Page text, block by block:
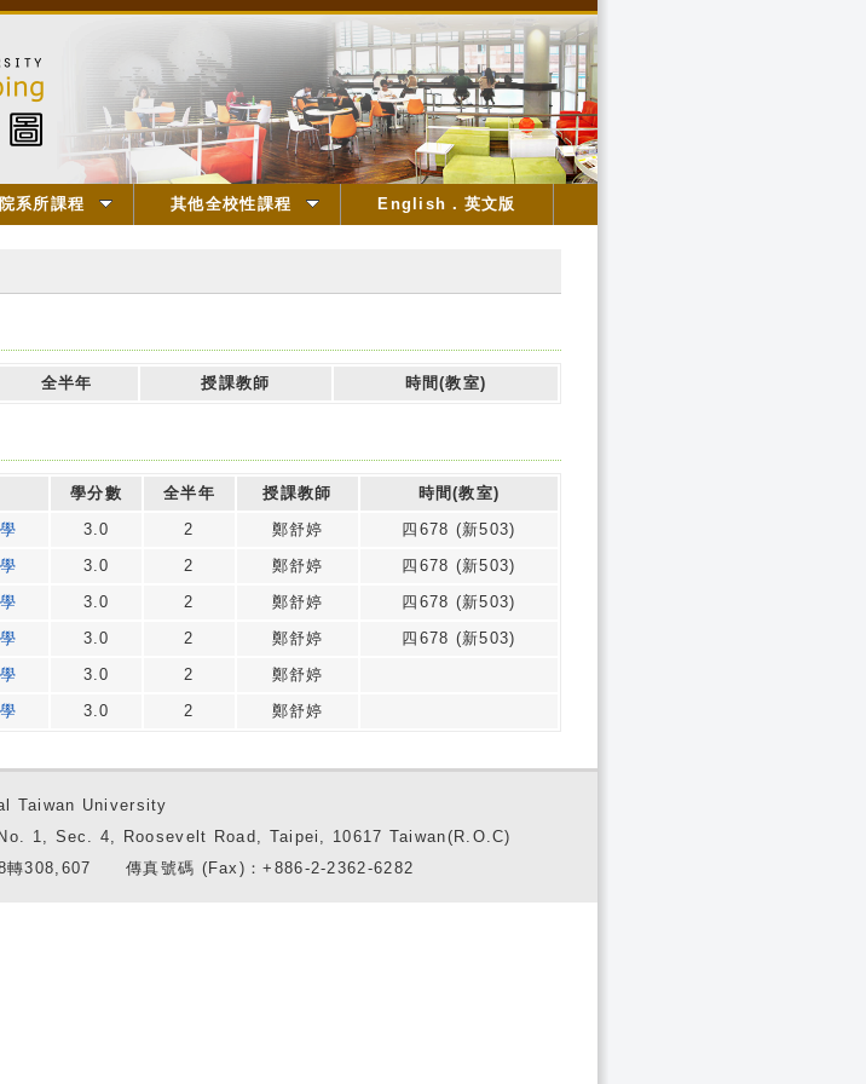
院系所課程 其他全校性課程 English．英文版
全半年 授課教師 時間(教室)
學分數 全半年 授課教師
時間(教室)
3.0 2 鄭舒婷
四678 (新503)
3.0 2 鄭舒婷
四678 (新503)
3.0 2 鄭舒婷
四678 (新503)
3.0 2 鄭舒婷
四678 (新503)
3.0 2
鄭舒婷
3.0 2 鄭舒婷
Taiwan University
1, Sec. 4, Roosevelt Road, Taipei, 10617 Taiwan(R.O.C)
轉308,607 傳真號碼 (Fax)：+886-2-2362-6282